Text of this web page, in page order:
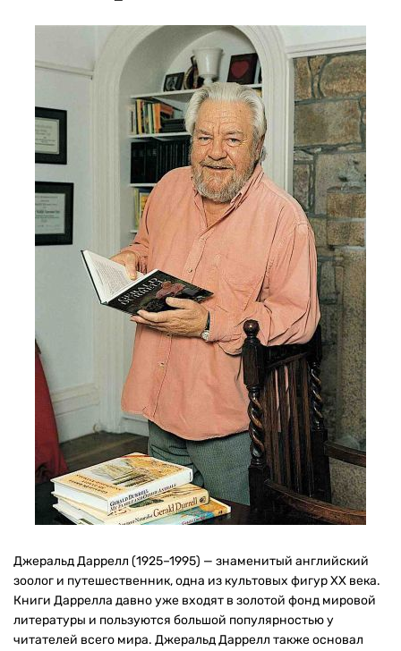
Джеральд Даррелл (1925–1995) — знаменитый английский
зоолог и путешественник, одна из культовых фигур ХХ века.
Книги Даррелла давно уже входят в золотой фонд мировой
литературы и пользуются большой популярностью у
читателей всего мира. Джеральд Даррелл также основал